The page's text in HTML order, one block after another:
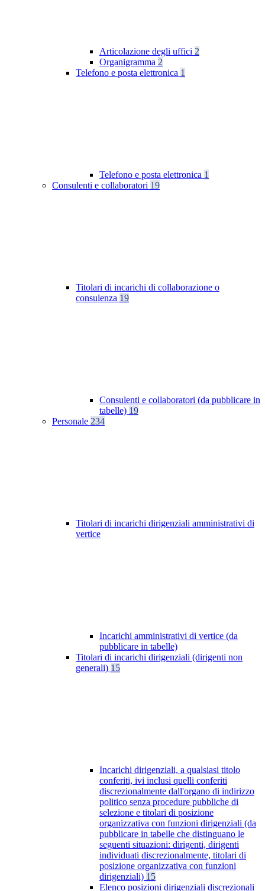
Articolazione degli uffici 2
Organigramma 2
Telefono e posta elettronica 1
Telefono e posta elettronica 1
Consulenti e collaboratori 19
Titolari di incarichi di collaborazione o
consulenza 19
Consulenti e collaboratori (da pubblicare in
tabelle) 19
Personale 234
Titolari di incarichi dirigenziali amministrativi di
vertice
Incarichi amministrativi di vertice (da
pubblicare in tabelle)
Titolari di incarichi dirigenziali (dirigenti non
generali) 15
Incarichi dirigenziali, a qualsiasi titolo
conferiti, ivi inclusi quelli conferiti
discrezionalmente dall'organo di indirizzo
politico senza procedure pubbliche di
selezione e titolari di posizione
organizzativa con funzioni dirigenziali (da
pubblicare in tabelle che distinguano le
seguenti situazioni: dirigenti, dirigenti
individuati discrezionalmente, titolari di
posizione organizzativa con funzioni
dirigenziali) 15
Elenco posizioni dirigenziali discrezionali